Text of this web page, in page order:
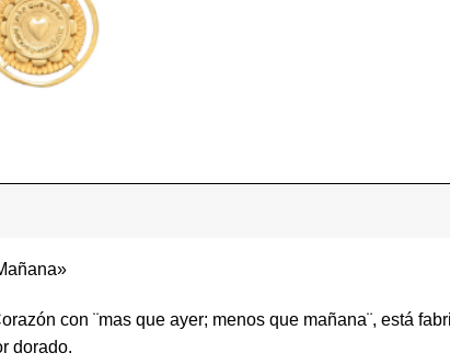
con ¨mas que ayer; menos que mañana¨, está
dorado.